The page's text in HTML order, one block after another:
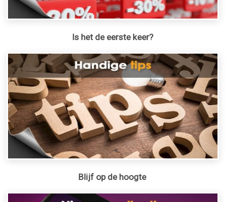
Is het de eerste keer?
Blijf op de hoogte